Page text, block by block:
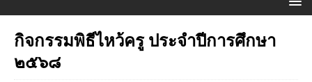
กิจกรรมพิธีไหว้ครู ประจำปีการศึกษา
๒๕๖๘